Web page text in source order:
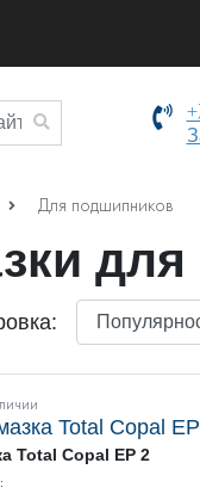
Для подшипников
Total Copal EP 2